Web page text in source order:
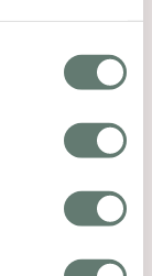
Krævede